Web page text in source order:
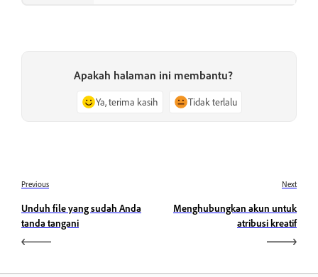
Apakah halaman ini membantu?
Ya, terima kasih Tidak terlalu
Previous
Unduh file yang sudah Anda
tanda tangani
Next
Menghubungkan akun untuk
atribusi kreatif